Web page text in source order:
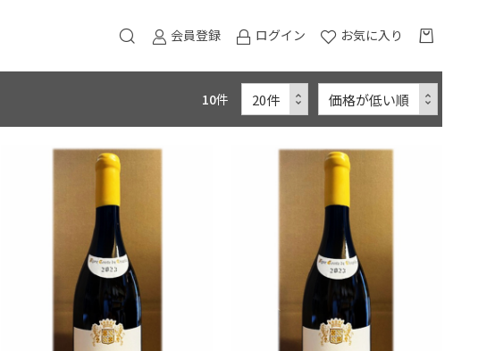
会員登録 ログイン お気に入り
10件